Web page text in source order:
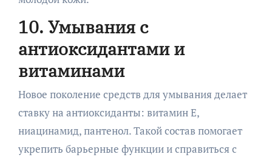
10. Умывания с
антиоксидантами и
витаминами
Новое поколение средств для умывания делает
ставку на антиоксиданты: витамин Е,
ниацинамид, пантенол. Такой состав помогает
укрепить барьерные функции и справиться с